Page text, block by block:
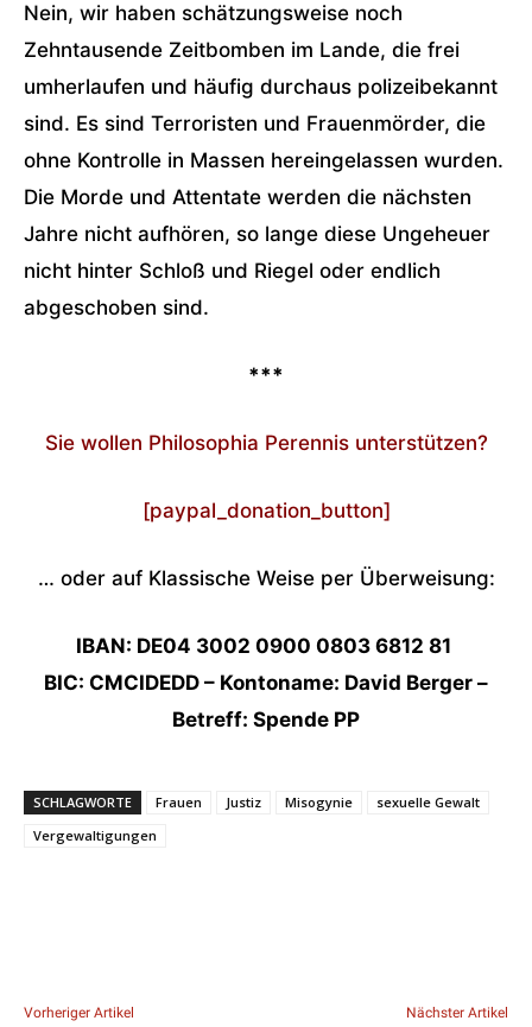
Nein, wir haben schätzungsweise noch
Zehntausende Zeitbomben im Lande, die frei
umherlaufen und häufig durchaus polizeibekannt
sind. Es sind Terroristen und Frauenmörder, die
ohne Kontrolle in Massen hereingelassen wurden.
Die Morde und Attentate werden die nächsten
Jahre nicht aufhören, so lange diese Ungeheuer
nicht hinter Schloß und Riegel oder endlich
abgeschoben sind.
***
Sie wollen Philosophia Perennis unterstützen?
[paypal_donation_button]
… oder auf Klassische Weise per Überweisung:
IBAN: DE04 3002 0900 0803 6812 81
BIC: CMCIDEDD – Kontoname: David Berger –
Betreff: Spende PP
SCHLAGWORTE Frauen Justiz Misogynie
sexuelle Gewalt
Vergewaltigungen
Vorheriger Artikel Nächster Artikel